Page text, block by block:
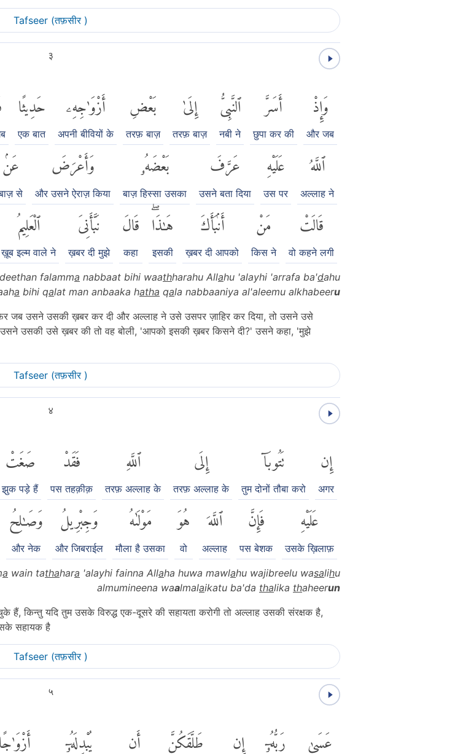
Tafseer (तफ़सीर )
३
وَإِذْ
और जब
أَسَرَّ
छुपा कर की
ٱلنَّبِىُّ
नबी ने
إِلَىٰ
तरफ़ बाज़
بَعْضِ
तरफ़ बाज़
أَزْوَٰجِهِۦ
अपनी बीवियों के
حَدِيثًا
एक बात
ٱللَّهُ
अल्लाह ने
عَلَيْهِ
उस पर
عَرَّفَ
उसने बता दिया
بَعْضَهُۥ
बाज़ हिस्सा उसका
وَأَعْرَضَ
और उसने ऐराज़ किया
عَنۢ
से
قَالَتْ
वो कहने लगी
مَنْ
किस ने
أَنۢبَأَكَ
ख़बर दी आपको
هَٰذَاۖ
इसकी
قَالَ
कहा
نَبَّأَنِىَ
ख़बर दी मुझे
ٱلْعَلِيمُ
ख़ूब इल्म वाले ने
falamma nabbaat bihi waathharahu Allahu 'alayhi 'arrafa ba'dahu
a bihi qalat man anbaaka hatha qala nabbaaniya al'aleemu alkhabeeru
जब उसने उसकी ख़बर कर दी और अल्लाह ने उसे उसपर ज़ाहिर कर दिया, तो उसने उसे
उसकी उसे ख़बर की तो वह बोली, 'आपको इसकी ख़बर किसने दी?' उसने कहा, 'मुझे
Tafseer (तफ़सीर )
४
إِن
अगर
تَتُوبَآ
तुम दोनों तौबा करो
إِلَى
तरफ़ अल्लाह के
ٱللَّهِ
तरफ़ अल्लाह के
فَقَدْ
पस तहक़ीक़
صَغَتْ
झुक पड़े हैं
عَلَيْهِ
उसके ख़िलाफ़
فَإِنَّ
पस बेशक
ٱللَّهَ
अल्लाह
هُوَ
वो
مَوْلَىٰهُ
मौला है उसका
وَجِبْرِيلُ
और जिबराईल
وَصَٰلِحُ
और नेक
a wain tathahara 'alayhi fainna Allaha huwa mawlahu wajibreelu wasalihu
almumineena waalmalaikatu ba'da thalika thaheerun
हैं, किन्तु यदि तुम उसके विरुद्ध एक-दूसरे की सहायता करोगी तो अल्लाह उसकी संरक्षक है,
सहायक है
Tafseer (तफ़सीर )
५
عَسَىٰ رَبُّهُۥٓ إِن طَلَّقَكُنَّ أَن يُبْدِلَهُۥٓ أَزْوَٰجًا